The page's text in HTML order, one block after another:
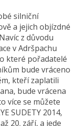
silniční
a jejich objízdné
z důvodu
v Adršpachu
které pořadatelé
bude vráceno
kteří zaplatili
bude vrácena
více se můžete
SUDETY 2014,
20. září, a jede